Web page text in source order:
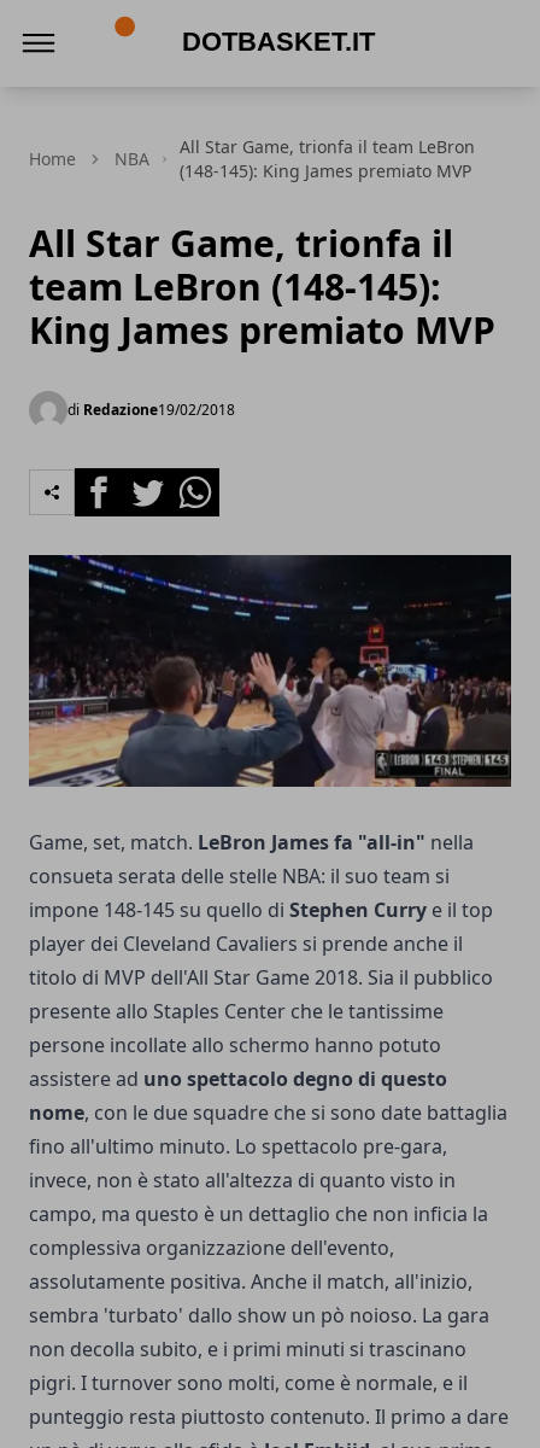
Home NBA
All Star Game, trionfa il team LeBron
(148-145): King James premiato MVP
All Star Game, trionfa il
team LeBron (148-145):
King James premiato MVP
di Redazione19/02/2018
FacebookTwitterWhatsapp
Game, set, match. LeBron James fa "all-in" nella
consueta serata delle stelle NBA: il suo team si
impone 148-145 su quello di Stephen Curry e il top
player dei Cleveland Cavaliers si prende anche il
titolo di MVP dell'All Star Game 2018. Sia il pubblico
presente allo Staples Center che le tantissime
persone incollate allo schermo hanno potuto
assistere ad uno spettacolo degno di questo
nome, con le due squadre che si sono date battaglia
fino all'ultimo minuto. Lo spettacolo pre-gara,
invece, non è stato all'altezza di quanto visto in
campo, ma questo è un dettaglio che non inficia la
complessiva organizzazione dell'evento,
assolutamente positiva. Anche il match, all'inizio,
sembra 'turbato' dallo show un pò noioso. La gara
non decolla subito, e i primi minuti si trascinano
pigri. I turnover sono molti, come è normale, e il
punteggio resta piuttosto contenuto. Il primo a dare